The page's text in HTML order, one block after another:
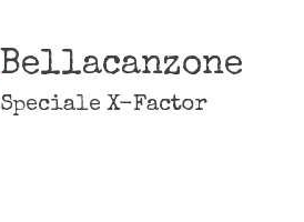
Bellacanzone
Speciale X-Factor